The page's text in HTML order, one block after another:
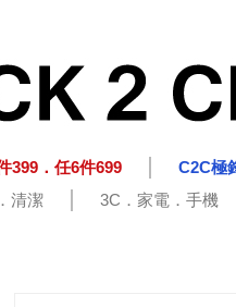
399．任6件699 C2C極
清潔 3C．家電．手機